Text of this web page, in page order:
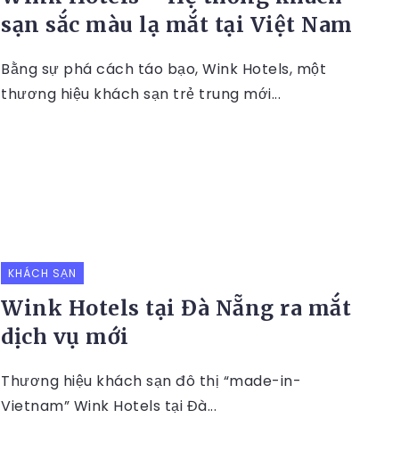
sạn sắc màu lạ mắt tại Việt Nam
Bằng sự phá cách táo bạo, Wink Hotels, một
thương hiệu khách sạn trẻ trung mới...
KHÁCH SẠN
Wink Hotels tại Đà Nẵng ra mắt
dịch vụ mới
Thương hiệu khách sạn đô thị “made-in-
Vietnam” Wink Hotels tại Đà...